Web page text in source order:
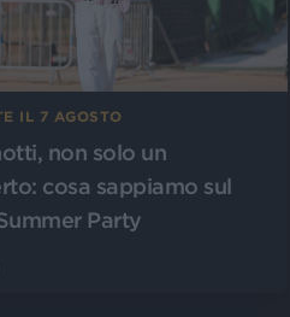
IL 7 AGOSTO
non solo un
cosa sappiamo sul
Party